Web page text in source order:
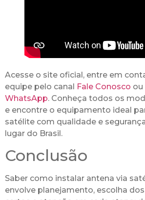
Acesse o site oficial, entre em
equipe pelo canal Fale Conosco ou
WhatsApp. Conheça todos os
e encontre o equipamento ideal
satélite com qualidade e
lugar do Brasil.
Conclusão
Saber como instalar antena via
envolve planejamento, escolha